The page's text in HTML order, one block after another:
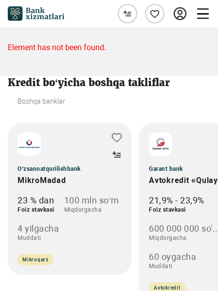
Element has not been found.
Kredit bo‘yicha boshqa takliflar
Boshqa banklar
O‘zsanoatqurilishbank
MikroMadad
23 % dan
Foiz stavkasi
100 mln so‘m
Miqdorgacha
4 yilgacha
Muddati
Mikroqarz
Garant bank
Avtokredit
21,9% - 23,9%
Foiz stavkasi
600 000 000
Miqdorgacha
60 oygacha
Muddati
Avtokredit